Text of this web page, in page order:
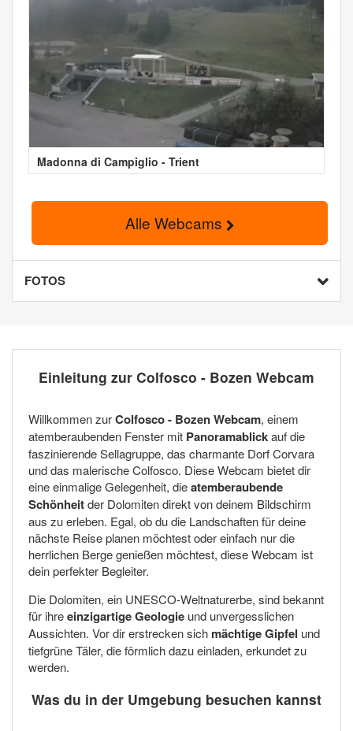
Madonna di Campiglio - Trient
Alle Webcams
FOTOS
Einleitung zur Colfosco - Bozen Webcam
Willkommen zurColfosco - Bozen Webcam, einem
atemberaubenden Fenster mit Panoramablickauf die
faszinierende Sellagruppe, das charmante Dorf Corvara
und das malerische Colfosco. Diese Webcam bietet dir
eine einmalige Gelegenheit, dieatemberaubende
Schönheitder Dolomiten direkt von deinem Bildschirm
aus zu erleben. Egal, ob du die Landschaften für deine
nächste Reise planen möchtest oder einfach nur die
herrlichen Berge genießen möchtest, diese Webcam ist
dein perfekter Begleiter.
Die Dolomiten, ein UNESCO-Weltnaturerbe, sind bekannt
für ihreeinzigartige Geologie und unvergesslichen
Aussichten. Vor dir erstrecken sich mächtige Gipfel und
tiefgrüne Täler, die förmlich dazu einladen, erkundet zu
werden.
Was du in der Umgebung besuchen kannst